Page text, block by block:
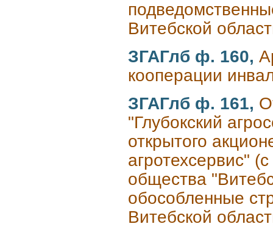
Витебской
ЗГАГлб ф. 160,
кооперации
ЗГАГлб ф. 161,
"Глубокский
открытого
агротехсервис"
общества
обособленные
Витебской